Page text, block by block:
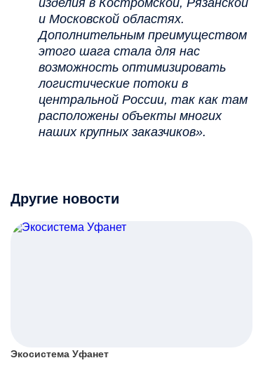
изделия в Костромской, Рязанской
и Московской областях.
Дополнительным преимуществом
этого шага стала для нас
возможность оптимизировать
логистические потоки в
центральной России, так как там
расположены объекты многих
наших крупных заказчиков».
Другие новости
Экосистема Уфанет